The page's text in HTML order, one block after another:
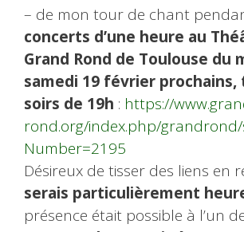
– de mon tour de chant
concerts d’une heure au
Grand Rond de Toulouse du
samedi 19 février prochains,
soirs de 19h : https://
rond.org/index.php/grandrond/
Number=2195
Désireux de tisser des liens en
serais particulièrement
présence était possible à l’un